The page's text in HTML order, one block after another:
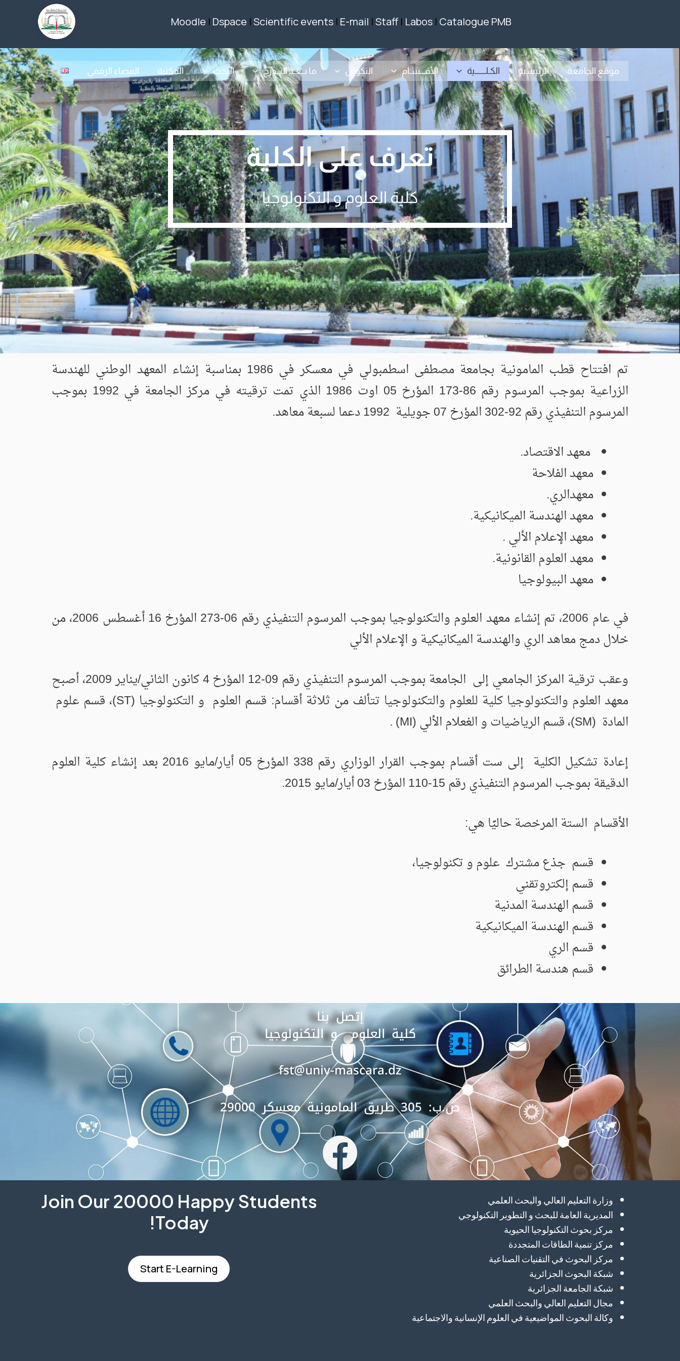
Moodle | Dspace |Scientific events | E-mail |Staff | Labos | Catalogue PMB
موقع الجامعة الرئيسية الكـلـــــــية الأقـــسـام التكوين ما بــعـد التــدرج البحث المكتبة الفضاء الرقمي
تعرف على الكلية
كلية العلوم و التكنولوجيا
تم افتتاح قطب المامونية بجامعة مصطفى اسطمبولي في معسكر في 1986 بمناسبة إنشاء المعهد الوطني للهندسة
الزراعية بموجب المرسوم رقم 86-173 المؤرخ 05 اوت 1986 الذي تمت ترقيته في مركز الجامعة في 1992 بموجب
المرسوم التنفيذي رقم 92-302 المؤرخ 07 جويلية 1992 دعما لسبعة معاهد.
معهد الاقتصاد.
معهد الفلاحة
معهدالري.
معهد الهندسة الميكانيكية.
معهد الإعلام الألي .
معهد العلوم القانونية.
معهد البيولوجيا
في عام 2006، تم إنشاء معهد العلوم والتكنولوجيا بموجب المرسوم التنفيذي رقم 06-273 المؤرخ 16 أغسطس 2006، من
خلال دمج معاهد الري والهندسة الميكانيكية و الإعلام الألي
وعقب ترقية المركز الجامعي إلى الجامعة بموجب المرسوم التنفيذي رقم 09-12 المؤرخ 4 كانون الثاني/يناير 2009، أصبح
معهد العلوم والتكنولوجيا كلية للعلوم والتكنولوجيا تتألف من ثلاثة أقسام: قسم العلوم و التكنولوجيا (ST)، قسم علوم
المادة (SM)، قسم الرياضيات و الغعلام الألي (MI) .
إعادة تشكيل الكلية إلى ست أقسام بموجب القرار الوزاري رقم 338 المؤرخ 05 أيار/مايو 2016 بعد إنشاء كلية العلوم
الدقيقة بموجب المرسوم التنفيذي رقم 15-110 المؤرخ 03 أيار/مايو 2015.
الأقسام الستة المرخصة حاليًا هي:
قسم جذع مشترك علوم و تكنولوجيا،
قسم إلكتروتقني
قسم الهندسة المدنية
قسم الهندسة الميكانيكية
قسم الري
قسم هندسة الطرائق
إتصل بنا
كلية العلوم و التكنولوجيا
fst@univ-mascara.dz
ص.ب: 305 طريق المامونية معسكر 29000
وزارة التعليم العالي والبحث العلمي
المديرية العامة للبحث و التطوير التكنولوجي
مركز بحوث التكنولوجيا الحيوية
مركز تنمية الطاقات المتجددة
مركز البحوث في التقنيات الصناعية
شبكة البحوث الجزائرية
شبكة الجامعة الجزائرية
مجال التعليم العالي والبحث العلمي
وكالة البحوث المواضيعية في العلوم الإنسانية والاجتماعية
Join Our 20000 Happy Students​
Today!
Start E-Learning